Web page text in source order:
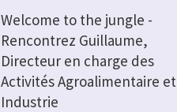
Welcome to the jungle -
Rencontrez Guillaume,
Directeur en charge des
Activités Agroalimentaire et
Industrie